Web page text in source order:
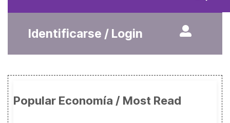
Identificarse / Login
Popular Economía / Most Read